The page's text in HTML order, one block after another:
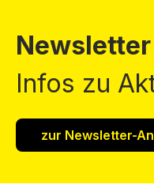
Infos zu
zur Newsletter-